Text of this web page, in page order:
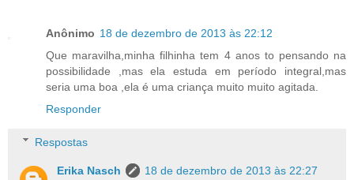
Anônimo 18 de dezembro de 2013 às 22:12
Que maravilha,minha filhinha tem 4 anos to pensando na
possibilidade ,mas ela estuda em período integral,mas
seria uma boa ,ela é uma criança muito muito agitada.
Responder
Respostas
Erika Nasch
18 de dezembro de 2013 às 22:27